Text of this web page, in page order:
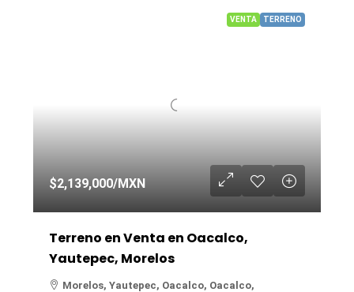
VENTA TERRENO
$2,139,000/MXN
Terreno en Venta en Oacalco,
Yautepec, Morelos
Morelos, Yautepec, Oacalco, Oacalco,